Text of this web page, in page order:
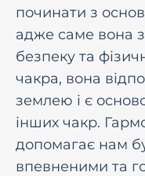
починати з
адже саме вона
безпеку та
чакра, вона
землею і є
інших чакр.
допомагає нам
впевненими та